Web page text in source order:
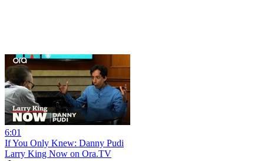
6:01
If You Only Knew: Danny Pudi
Larry King Now on Ora.TV